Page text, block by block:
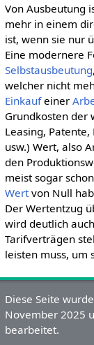
Von Ausbeutung
mehr in einem
ist, wenn sie nur
Eine modernere
Selbstausbeutung
welcher nicht
Einkaufeiner
Grundkosten der
Leasing,
usw.) Wert, also
den
meist sogar
Wertvon Null
Der Wertentzug
wird deutlich
Tarifverträgen
leisten muss, um
Diese Seite
November 2025
bearbeitet.